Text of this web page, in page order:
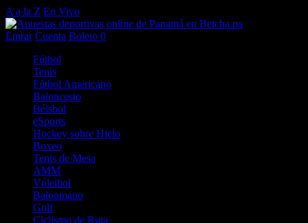
A a la Z En Vivo
Entrar Cuenta Boleto 0
Fútbol
Tenis
Fútbol Americano
Baloncesto
Béisbol
eSports
Hockey sobre Hielo
Boxeo
Tenis de Mesa
AMM
Vóleibol
Balonmano
Golf
Ciclismo de Ruta